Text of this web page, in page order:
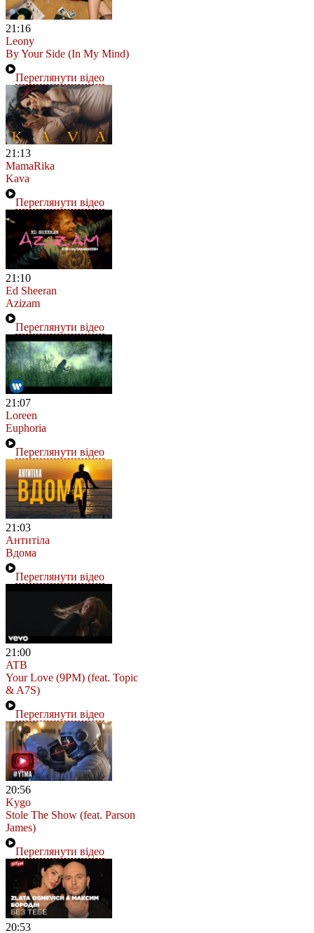
21:16
Leony
By Your Side (In My Mind)
Переглянути відео
21:13
MamaRika
Kava
Переглянути відео
21:10
Ed Sheeran
Azizam
Переглянути відео
21:07
Loreen
Euphoria
Переглянути відео
21:03
Антитіла
Вдома
Переглянути відео
21:00
ATB
Your Love (9PM) (feat. Topic
& A7S)
Переглянути відео
20:56
Kygo
Stole The Show (feat. Parson
James)
Переглянути відео
20:53